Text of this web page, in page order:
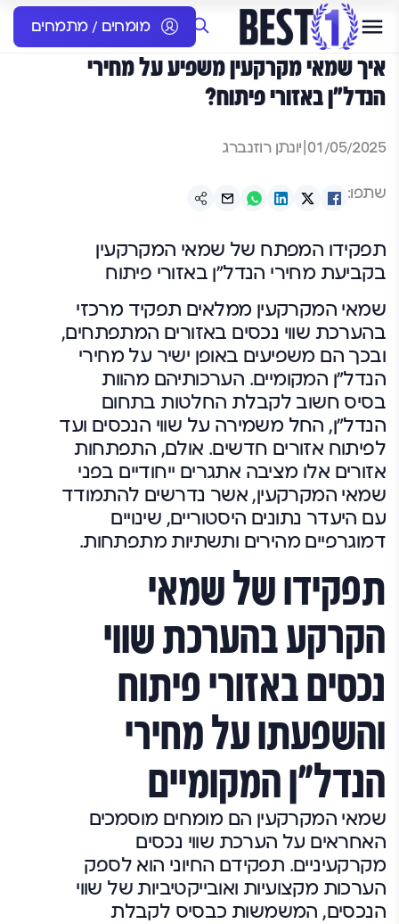
מומחים / מתמחים
איך שמאי מקרקעין משפיע על מחירי
הנדל"ן באזורי פיתוח?
01/05/2025 יונתן רוזנברג
שתפו:
תפקידו המפתח של שמאי המקרקעין
בקביעת מחירי הנדל"ן באזורי פיתוח
שמאי המקרקעין ממלאים תפקיד מרכזי
בהערכת שווי נכסים באזורים המתפתחים,
ובכך הם משפיעים באופן ישיר על מחירי
הנדל"ן המקומיים. הערכותיהם מהוות
בסיס חשוב לקבלת החלטות בתחום
הנדל"ן, החל משמירה על שווי הנכסים ועד
לפיתוח אזורים חדשים. אולם, התפתחות
אזורים אלו מציבה אתגרים ייחודיים בפני
שמאי המקרקעין, אשר נדרשים להתמודד
עם היעדר נתונים היסטוריים, שינויים
דמוגרפיים מהירים ותשתיות מתפתחות.
תפקידו של שמאי
הקרקע בהערכת שווי
נכסים באזורי פיתוח
והשפעתו על מחירי
הנדל"ן המקומיים
שמאי המקרקעין הם מומחים מוסמכים
האחראים על הערכת שווי נכסים
מקרקעיניים. תפקידם החיוני הוא לספק
הערכות מקצועיות ואובייקטיביות של שווי
הנכסים, המשמשות כבסיס לקבלת